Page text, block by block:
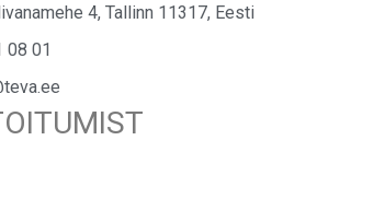
4, Tallinn 11317, Eesti
08 01